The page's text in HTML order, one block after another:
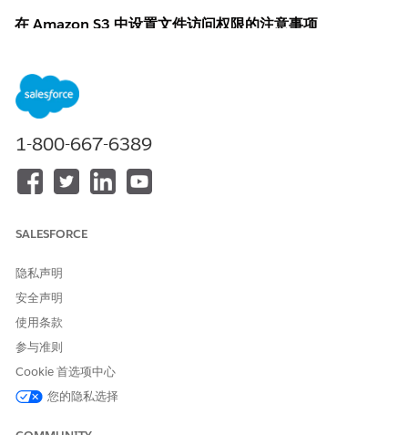
在 Amazon S3 中设置文件访问权限的注意事项
Salesforce 使用 Files Connect 从外部系统（包括 Amazon
S3）访问文件。虽然 Salesforce Classic 和 Lightning
Experience 都支持 Files Connect，但与 Amazon S3 的集成
仅在 Lightning Experience 中可用。
文件，因此请确保您的 Amazon S3 存储桶可以在用户访问
Salesforce 的相同网络上访问。
创建并分配管理员权限，以在 Amazon S3 中访问文件
S3 存储桶中的文件。
设置到 Amazon S3 的 Salesforce 连接
通过将 Amazon S3 配置为 Salesforce 中的外部数据源，访
1-800-667-6389
SALESFORCE
隐私声明
安全声明
使用条款
参与准则
Cookie 首选项中心
您的隐私选择